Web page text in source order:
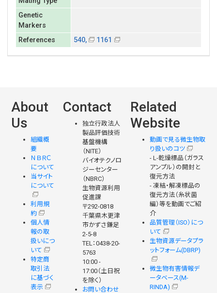
Genetic
Markers
References
540, 1161
About
Us
組織概
要
ＮＢＲＣ
について
当サイト
について
利用規
約
個人情
報の取
扱いにつ
いて
特定商
取引法
に基づく
表示
Contact
独立行政法人
製品評価技術
基盤機構
（NITE）
バイオテクノロ
ジーセンター
（NBRC）
生物資源利用
促進課
〒292-0818
千葉県木更津
市かずさ鎌足
2-5-8
TEL：0438-20-
5763
10:00 -
17:00（土日祝
を除く）
お問い合わせ
Related
Website
動画で見る微生物取
り扱いのコツ
- L-乾燥標品（ガラス
アンプル）の開封と
復元方法
- 凍結・解凍標品の
復元方法（糸状菌
編）等を動画でご紹
介
品質管理（ISO）につ
いて
生物資源データプラ
ットフォーム(DBRP)
微生物有害情報デ
ータベース(M-
RINDA)